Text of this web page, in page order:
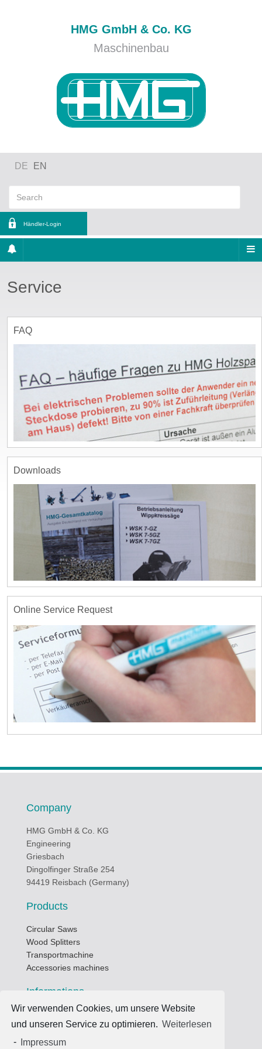
Wir verwenden Cookies, um unsere Website
und unseren Service zu optimieren. Weiterlesen
-
Impressum
HMG GmbH & Co. KG
Maschinenbau
DE EN
Händler-Login
Service
FAQ
Downloads
Online Service Request
Company
HMG GmbH & Co. KG
Engineering
Griesbach
Dingolfinger Straße 254
94419 Reisbach (Germany)
Products
Circular Saws
Wood Splitters
Transportmachine
Accessories machines
Informations
Business hours
Data privacy protection
Terms of use